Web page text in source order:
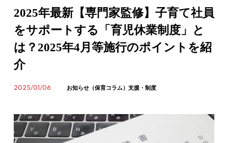
2025年最新【専門家監修】子育て社員
をサポートする「育児休業制度」と
は？2025年4月等施行のポイントを紹
介
2025/01/06 お知らせ（保育コラム）支援・制度